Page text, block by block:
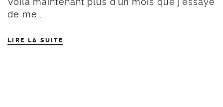
de me…
LIRE LA SUITE